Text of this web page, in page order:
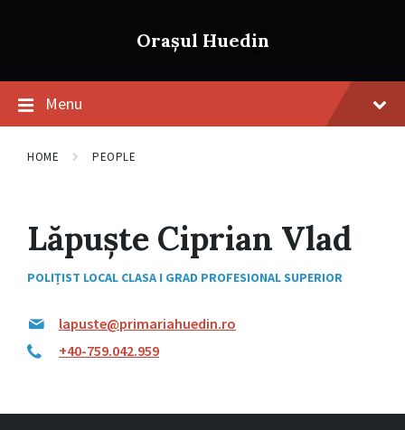
Orașul Huedin
Menu
HOME PEOPLE
Lăpuște Ciprian Vlad
POLIȚIST LOCAL CLASA I GRAD PROFESIONAL SUPERIOR
lapuste@primariahuedin.ro
+40-759.042.959